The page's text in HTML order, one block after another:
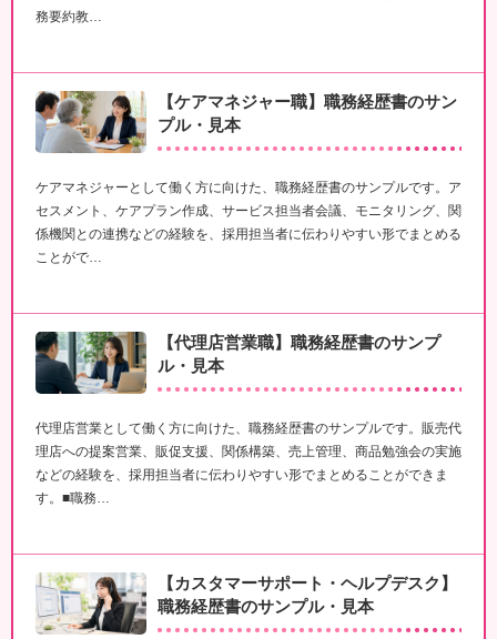
務要約教…
【ケアマネジャー職】職務経歴書のサン
プル・見本
ケアマネジャーとして働く方に向けた、職務経歴書のサンプルです。ア
セスメント、ケアプラン作成、サービス担当者会議、モニタリング、関
係機関との連携などの経験を、採用担当者に伝わりやすい形でまとめる
ことがで…
【代理店営業職】職務経歴書のサンプ
ル・見本
代理店営業として働く方に向けた、職務経歴書のサンプルです。販売代
理店への提案営業、販促支援、関係構築、売上管理、商品勉強会の実施
などの経験を、採用担当者に伝わりやすい形でまとめることができま
す。■職務…
【カスタマーサポート・ヘルプデスク】
職務経歴書のサンプル・見本